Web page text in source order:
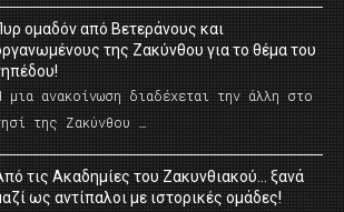
ομαδόν από Βετεράνους και
της Ζακύνθου για το θέμα του
μια ανακοίνωση διαδέχεται την άλλη στο
της Ζακύνθου …
τις Ακαδημίες του Ζακυνθιακού… ξανά
ως αντίπαλοι με ιστορικές ομάδες!